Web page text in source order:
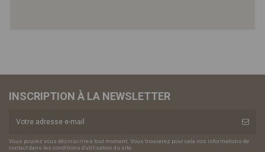
INSCRIPTION À LA NEWSLETTER
Vous pouvez vous désinscrire à tout moment. Vous trouverez pour cela nos informations de
contact dans les conditions d'utilisation du site.